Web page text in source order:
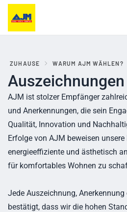
Fenster, Balkontüren
und Schiebesysteme
ZUHAUSE WARUM AJM WÄHLEN?
AJM ist stolzer Empfänger
und Anerkennungen, die sein
Qualität, Innovation und
Erfolge von AJM beweisen unsere
energieeffiziente und ästhetisch
für komfortables Wohnen zu
Jede Auszeichnung,
bestätigt, dass wir die hohen